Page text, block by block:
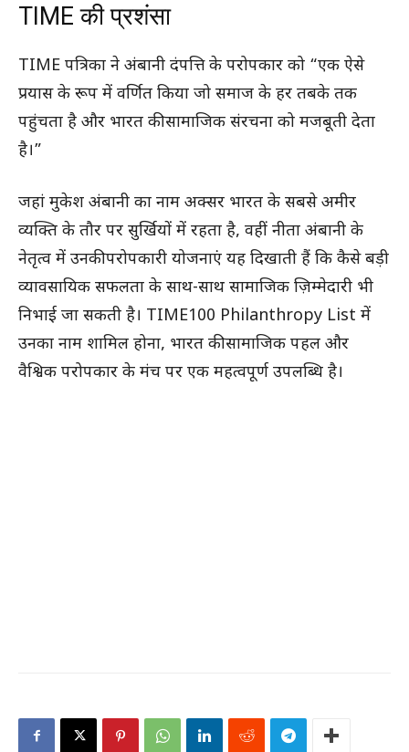
TIME की प्रशंसा
TIME पत्रिका ने अंबानी दंपत्ति के परोपकार को “एक ऐसे
प्रयास के रूप में वर्णित किया जो समाज के हर तबके तक
पहुंचता है और भारत की सामाजिक संरचना को मजबूती देता
है।”
जहां मुकेश अंबानी का नाम अक्सर भारत के सबसे अमीर
व्यक्ति के तौर पर सुर्खियों में रहता है, वहीं नीता अंबानी के
नेतृत्व में उनकी परोपकारी योजनाएं यह दिखाती हैं कि कैसे बड़ी
व्यावसायिक सफलता के साथ-साथ सामाजिक ज़िम्मेदारी भी
निभाई जा सकती है। TIME100 Philanthropy List में
उनका नाम शामिल होना, भारत की सामाजिक पहल और
वैश्विक परोपकार के मंच पर एक महत्वपूर्ण उपलब्धि है।